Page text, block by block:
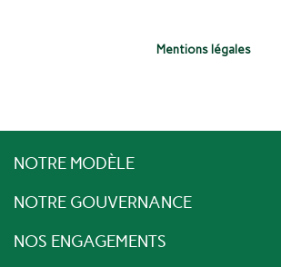
Mentions légales
NOTRE MODÈLE
NOTRE GOUVERNANCE
NOS ENGAGEMENTS